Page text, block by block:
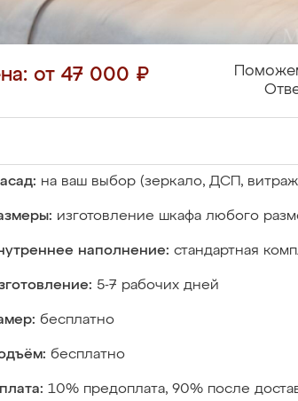
от 47 000 ₽
на ваш выбор (зеркало, ДСП,
изготовление шкафа любого
наполнение: стандартная
5-7 рабочих дней
бесплатно
бесплатно
10% предоплата, 90% после